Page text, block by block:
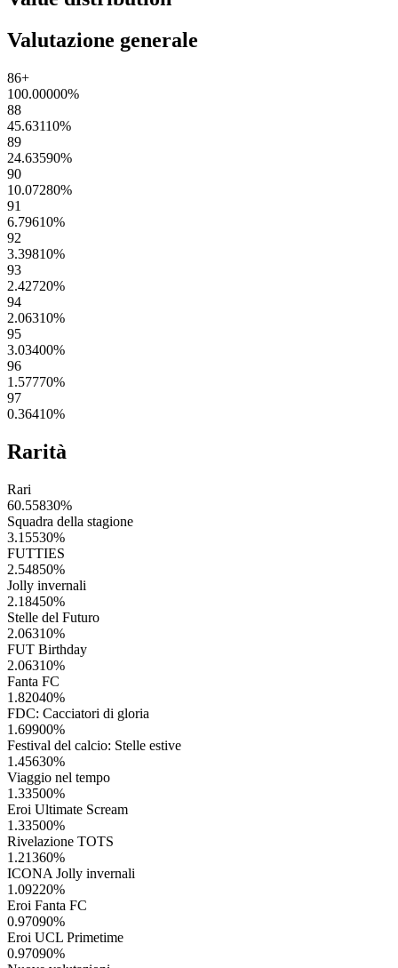
Valutazione generale
86+
100.00000%
88
45.63110%
89
24.63590%
90
10.07280%
91
6.79610%
92
3.39810%
93
2.42720%
94
2.06310%
95
3.03400%
96
1.57770%
97
0.36410%
Rarità
Rari
60.55830%
Squadra della stagione
3.15530%
FUTTIES
2.54850%
Jolly invernali
2.18450%
Stelle del Futuro
2.06310%
FUT Birthday
2.06310%
Fanta FC
1.82040%
FDC: Cacciatori di gloria
1.69900%
Festival del calcio: Stelle estive
1.45630%
Viaggio nel tempo
1.33500%
Eroi Ultimate Scream
1.33500%
Rivelazione TOTS
1.21360%
ICONA Jolly invernali
1.09220%
Eroi Fanta FC
0.97090%
Eroi UCL Primetime
0.97090%